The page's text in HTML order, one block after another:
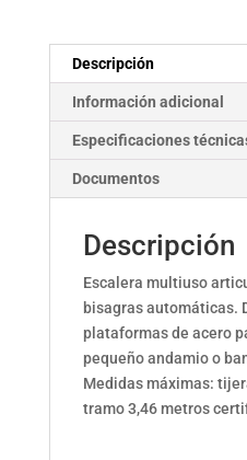
Descripción
Información adicional
Especificaciones
Documentos
Descripción
Escalera multiuso
bisagras automáticas.
plataformas de acero
pequeño andamio o
Medidas máximas:
tramo 3,46 metros